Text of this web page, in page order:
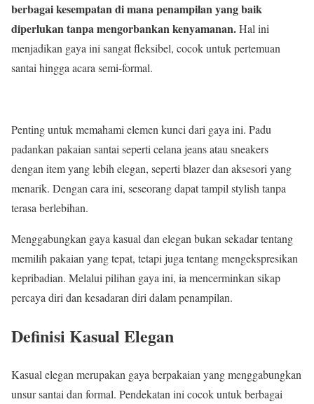
berbagai kesempatan di mana penampilan yang baik
diperlukan tanpa mengorbankan kenyamanan.Hal ini
menjadikan gaya ini sangat fleksibel, cocok untuk pertemuan
santai hingga acara semi-formal.
Penting untuk memahami elemen kunci dari gaya ini. Padu
padankan pakaian santai seperti celana jeans atau sneakers
dengan item yang lebih elegan, seperti blazer dan aksesori yang
menarik. Dengan cara ini, seseorang dapat tampil stylish tanpa
terasa berlebihan.
Menggabungkan gaya kasual dan elegan bukan sekadar tentang
memilih pakaian yang tepat, tetapi juga tentang mengekspresikan
kepribadian. Melalui pilihan gaya ini, ia mencerminkan sikap
percaya diri dan kesadaran diri dalam penampilan.
Definisi Kasual Elegan
Kasual elegan merupakan gaya berpakaian yang menggabungkan
unsur santai dan formal. Pendekatan ini cocok untuk berbagai